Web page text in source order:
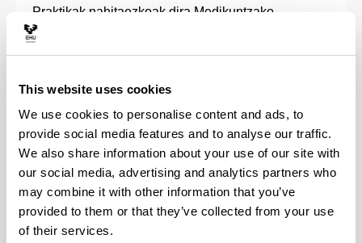
This website uses cookies
We use cookies to personalise content and ads, to
provide social media features and to analyse our traffic.
We also share information about your use of our site with
our social media, advertising and analytics partners who
may combine it with other information that you’ve
provided to them or that they’ve collected from your use
of their services.
Praktikak nahitaezkoak dira Medikuntzako
Graduan, eta garrantzi handia dute, ikasgelan eta
gain, eskaintza zabala izango duzu.
Gradu honen azken hiru ikasturteak lau
ospitaleetako irakasguneetan egiten dira (Basurtu,
Gurutzeta, Gasteiz eta Donostia). Bertan, ospitaleko
mediku zerbitzuei lotutako praktikak ematen dira,
eta seigarren maila txandakako praktiketan egiten
da osorik. Gainera, hirugarren mailan kanpoko
praktikak egin ditzakezu.